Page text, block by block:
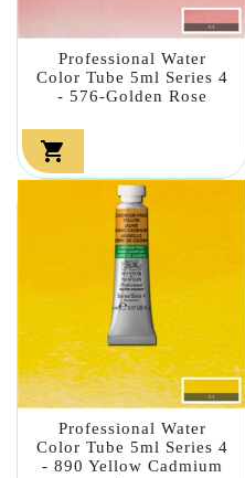
Professional Water
Color Tube 5ml Series 4
- 576-Golden Rose

Professional Water
Color Tube 5ml Series 4
- 890 Yellow Cadmium